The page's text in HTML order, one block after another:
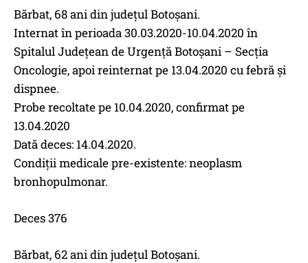
Bărbat, 68 ani din județul Botoșani.
Internat în perioada 30.03.2020-10.04.2020 în
Spitalul Județean de Urgență Botoșani – Secția
Oncologie, apoi reinternat pe 13.04.2020 cu febră și
dispnee.
Probe recoltate pe 10.04.2020, confirmat pe
13.04.2020
Dată deces: 14.04.2020.
Condiții medicale pre-existente: neoplasm
bronhopulmonar.
Deces 376
Bărbat, 62 ani din județul Botoșani.